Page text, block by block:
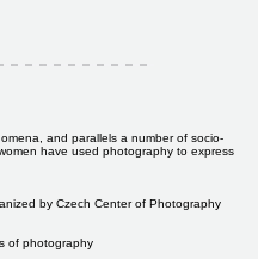
and parallels a number of socio-
have used photography to express
by Czech Center of Photography
of photography